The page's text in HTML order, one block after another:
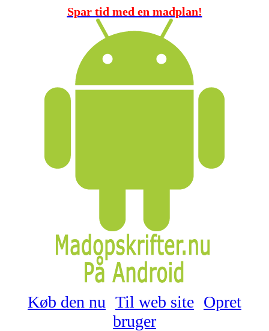
Spar tid med en madplan!
Køb den nu Til web site Opret
bruger